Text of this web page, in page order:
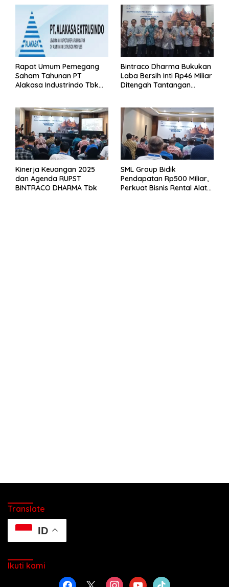
Rapat Umum Pemegang
Saham Tahunan PT
Alakasa Industrindo Tbk
Bintraco Dharma Bukukan
Laba Bersih Inti Rp46 Miliar
Ditengah Tantangan
Kinerja Keuangan 2025
dan Agenda RUPST
BINTRACO DHARMA Tbk
SML Group Bidik
Pendapatan Rp500 Miliar,
Perkuat Bisnis Rental Alat
Translate
ID
Ikuti kami
facebook instagramyoutubetiktok